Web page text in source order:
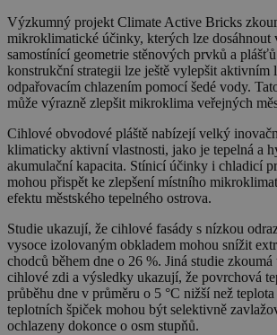
Výzkumný projekt Climate Active Bricks
mikroklimatické účinky, kterých lze dosáhnout
samostínící geometrie stěnových prvků a
konstrukční strategii lze ještě vylepšit aktivním
odpařovacím chlazením pomocí šedé vody.
může výrazně zlepšit mikroklima veřejných
Cihlové obvodové pláště nabízejí velký
klimaticky aktivní vlastnosti, jako je tepelná a
akumulační kapacita. Stínicí účinky i chladicí
mohou přispět ke zlepšení místního
efektu městského tepelného ostrova.
Studie ukazují, že cihlové fasády s nízkou
vysoce izolovaným obkladem mohou snížit
chodců během dne o 26 %. Jiná studie
cihlové zdi a výsledky ukazují, že povrchová
průběhu dne v průměru o 5 °C nižší než
teplotních špiček mohou být selektivně
ochlazeny dokonce o osm stupňů.